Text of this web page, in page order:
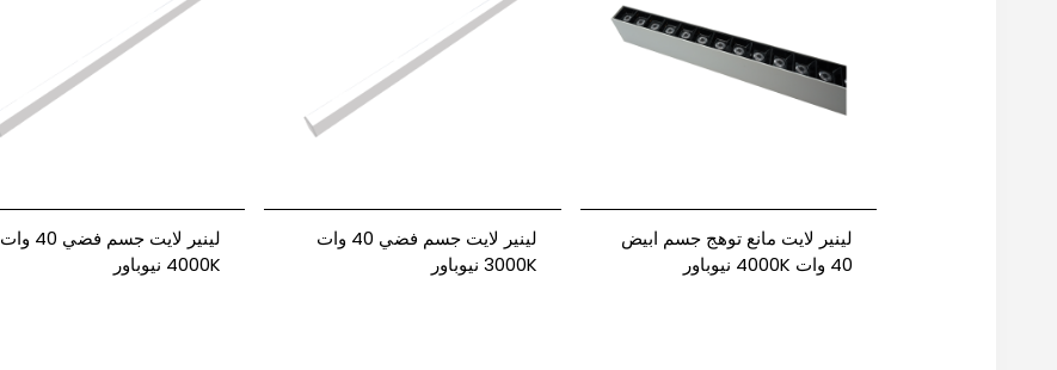
لينير لايت مانع توهج جسم ابيض
40 وات 4000K نيوباور
لينير لايت جسم فضي 40 وات
3000K نيوباور
لينير لايت جسم فضي 40 وات
4000K نيوباور